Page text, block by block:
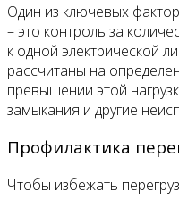
Один из ключевых
– это контроль за
к одной электрической
рассчитаны на
превышении этой
замыкания и другие
Профилактика
Чтобы избежать